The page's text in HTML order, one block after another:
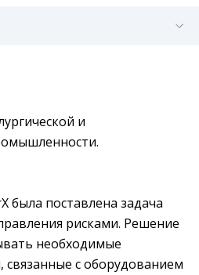
и
была поставлена задача
рисками. Решение
необходимые
с оборудованием